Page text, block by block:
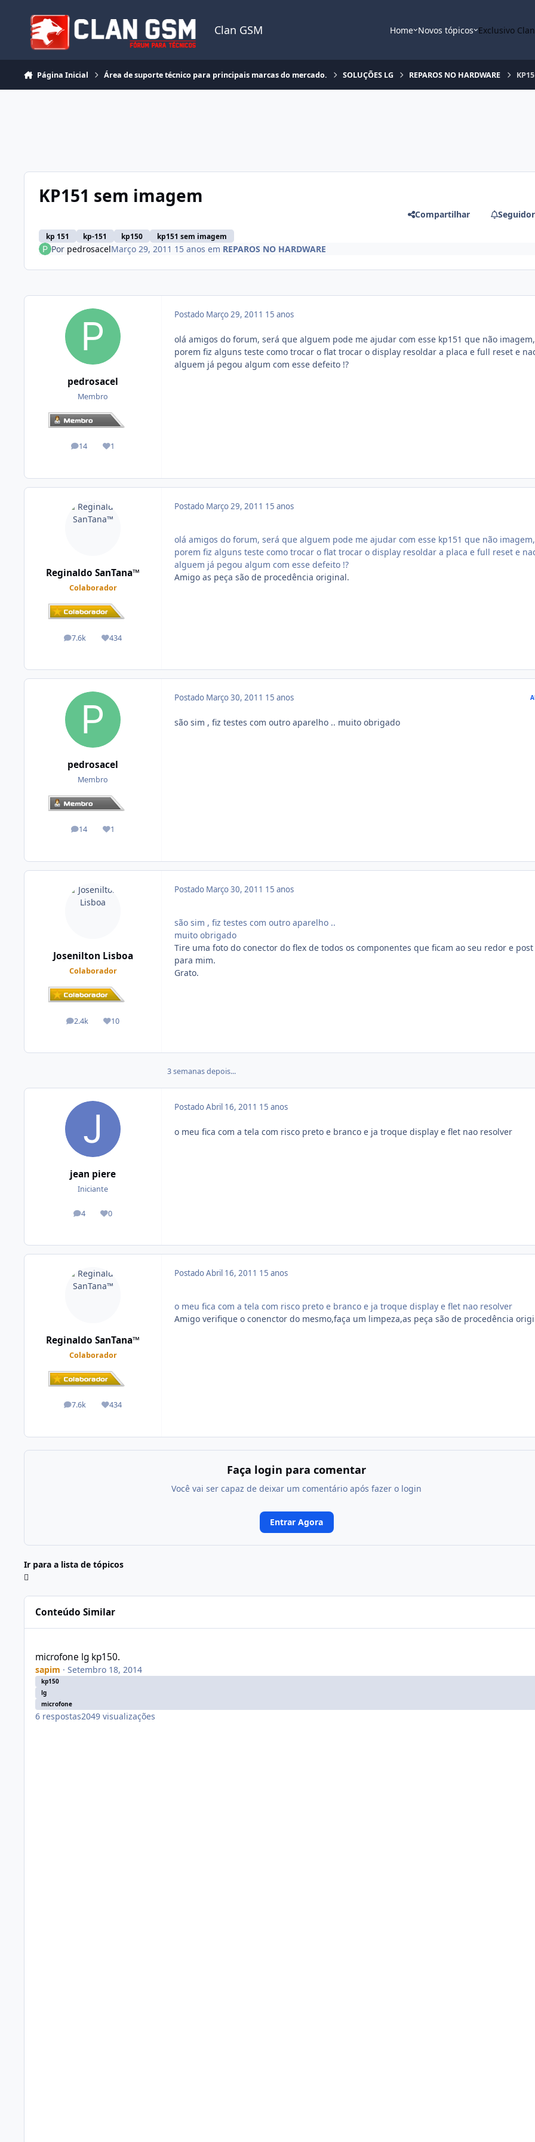
Clan GSM Home Novos tópicos Exclusivo
Página Inicial Área de suporte técnico para principais marcas do mercado. SOLUÇÕES LG REPAROS NO HARDWARE
KP151 sem imagem
kp 151 kp-151 kp150 kp151 sem imagem
Compartilhar
Por pedrosacelMarço 29, 2011 15 anos em REPAROS NO HARDWARE
pedrosacel
Membro
14
posts 1
Reputação
Postado Março 29, 2011 15 anos
olá amigos do forum, será que alguem pode me ajudar com esse kp151 que não imagem,
porem fiz alguns teste como trocar o flat trocar o display resoldar a placa e full reset e
alguem já pegou algum com esse defeito !?
Reginaldo SanTana™
Colaborador
7.6k
posts 434
Reputação
Postado Março 29, 2011 15 anos
olá amigos do forum, será que alguem pode me ajudar com esse kp151 que não imagem,
porem fiz alguns teste como trocar o flat trocar o display resoldar a placa e full reset e
alguem já pegou algum com esse defeito !?
Amigo as peça são de procedência original.
pedrosacel
Membro
14
posts 1
Reputação
Postado Março 30, 2011 15 anos
são sim , fiz testes com outro aparelho .. muito obrigado
Josenilton Lisboa
Colaborador
2.4k
posts 10
Reputação
Postado Março 30, 2011 15 anos
são sim , fiz testes com outro aparelho ..
muito obrigado
Tire uma foto do conector do flex de todos os componentes que ficam ao seu redor e
para mim.
Grato.
3 semanas depois...
jean piere
Iniciante
4
posts 0
Reputação
PostadoAbril 16, 2011 15 anos
o meu fica com a tela com risco preto e branco e ja troque display e flet nao resolver
Reginaldo SanTana™
Colaborador
7.6k
posts 434
Reputação
PostadoAbril 16, 2011 15 anos
o meu fica com a tela com risco preto e branco e ja troque display e flet nao resolver
Amigo verifique o conenctor do mesmo,faça um limpeza,as peça são de procedência
Faça login para comentar
Você vai ser capaz de deixar um comentário após fazer o login
Entrar Agora
Ir para a lista de tópicos
Conteúdo Similar
microfone lg kp150.
sapim ·Setembro 18, 2014
kp150
lg
microfone
6 respostas2049 visualizações